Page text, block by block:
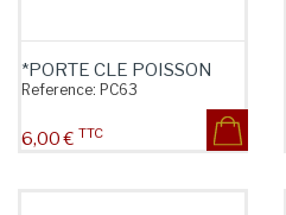
*PORTE CLE POISSON
Reference: PC63
Prix
6,00 € TTC